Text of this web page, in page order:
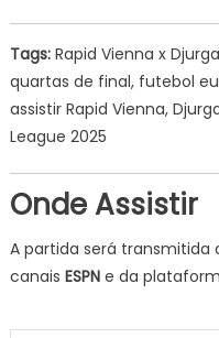
Tags:Rapid Vienna x
quartas de final, futebol
assistir Rapid Vienna,
League 2025
Onde Assistir
A partida será transmitida
canais ESPNe da